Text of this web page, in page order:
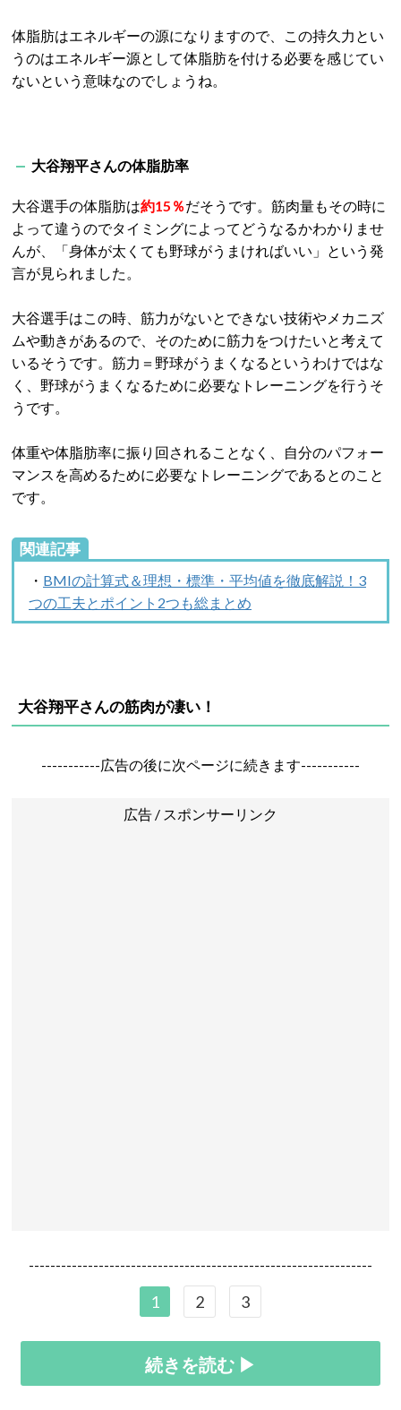
体脂肪はエネルギーの源になりますので、この持久力とい
うのはエネルギー源として体脂肪を付ける必要を感じてい
ないという意味なのでしょうね。
大谷翔平さんの体脂肪率
大谷選手の体脂肪は約15％だそうです。筋肉量もその時に
よって違うのでタイミングによってどうなるかわかりませ
んが、「身体が太くても野球がうまければいい」という発
言が見られました。
大谷選手はこの時、筋力がないとできない技術やメカニズ
ムや動きがあるので、そのために筋力をつけたいと考えて
いるそうです。筋力＝野球がうまくなるというわけではな
く、野球がうまくなるために必要なトレーニングを行うそ
うです。
体重や体脂肪率に振り回されることなく、自分のパフォー
マンスを高めるために必要なトレーニングであるとのこと
です。
関連記事
・ BMIの計算式＆理想・標準・平均値を徹底解説！3
つの工夫とポイント2つも総まとめ
大谷翔平さんの筋肉が凄い！
-----------広告の後に次ページに続きます-----------
広告 / スポンサーリンク
----------------------------------------------------------------
1 2 3
続きを読む ▶